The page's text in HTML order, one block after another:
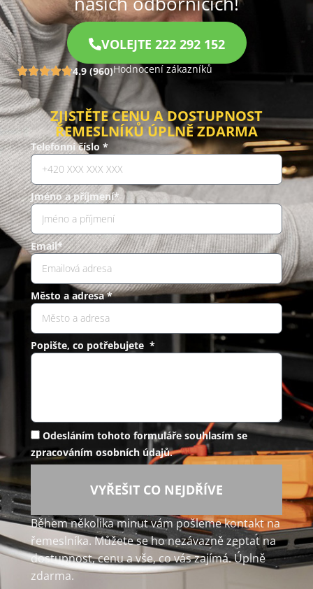
VOLEJTE 222 292 152
4.9 (960)Hodnocení zákazníků
ZJISTĚTE CENU A DOSTUPNOST
ŘEMESLNÍKŮ ÚPLNĚ ZDARMA
Telefonní číslo *
Jméno a příjmení*
Email*
Město a adresa *
Popište, co potřebujete *
Odesláním tohoto formuláře souhlasím se
zpracováním osobních údajů.
VYŘEŠIT CO NEJDŘÍVE
Během několika minut vám pošleme kontakt na
řemeslníka. Můžete se ho nezávazně zeptat na
dostupnost, cenu a vše, co vás zajímá. Úplně
zdarma.